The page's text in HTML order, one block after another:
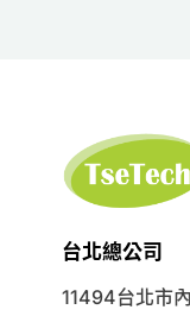
台北總公司
11494台北市